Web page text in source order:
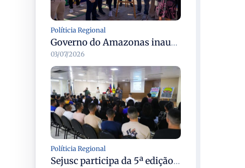
Políticia Regional
Governo do Amazonas inaugura primeiro Castramóvel Fluvial para atendimento veterinário às comunidades ribeirinhas e castração gratuita
03/07/2026
Políticia Regional
Sejusc participa da 5ª edição do Caminhos Literários com foco na cultura hip-hop nas unidades socioeducativas